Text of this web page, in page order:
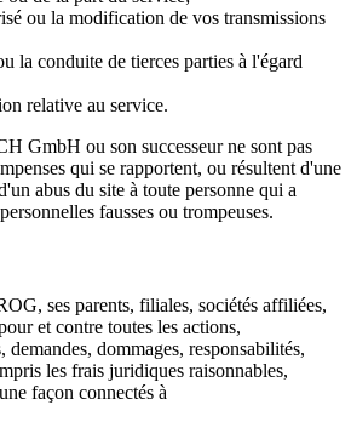
ou la modification de vos transmissions
la conduite de tierces parties à l'égard
relative au service.
GmbH ou son successeur ne sont pas
qui se rapportent, ou résultent d'une
abus du site à toute personne qui a
fausses ou trompeuses.
ses parents, filiales, sociétés affiliées,
et contre toutes les actions,
demandes, dommages, responsabilités,
les frais juridiques raisonnables,
façon connectés à